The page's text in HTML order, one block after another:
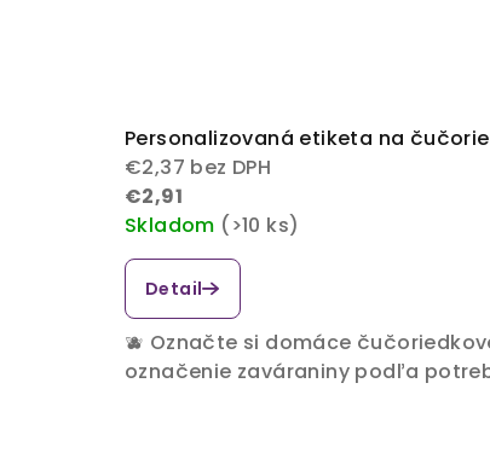
Personalizovaná etiketa na
€2,37 bez DPH
€2,91
Skladom (>10 ks)
Detail
🫐 Označte si domáce
označenie zaváraniny podľa